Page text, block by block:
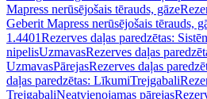
Mapress nerūsējošais tērauds, gāze
Geberit Mapress nerūsējošais tērauds,
1.4401Rezerves daļas paredzētas:
nipelisUzmavasRezerves daļas
UzmavasPārejasRezerves daļas
daļas paredzētas: LīkumiTrejgabali
TrejgabaliNeatvienojamas pārejas